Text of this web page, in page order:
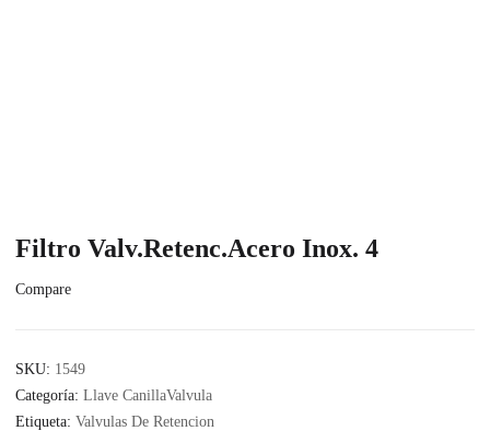
Filtro Valv.Retenc.Acero Inox. 4
Compare
SKU: 1549
Categoría: Llave CanillaValvula
Etiqueta: Valvulas De Retencion